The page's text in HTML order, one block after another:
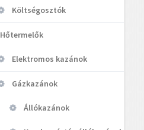
Költségosztók
Hőtermelők
Elektromos kazánok
Gázkazánok
Állókazánok